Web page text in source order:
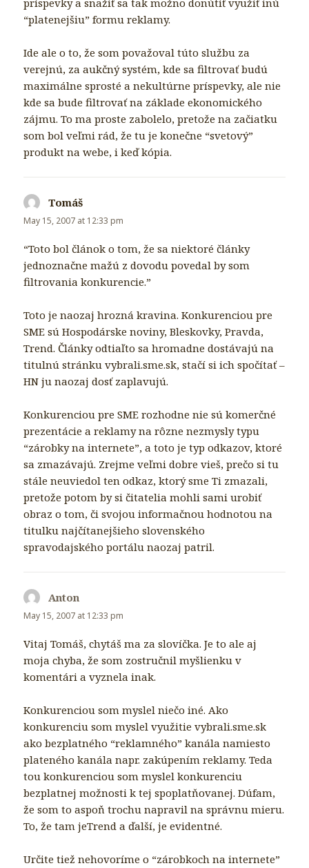
“platenejšiu” formu reklamy.
Ide ale o to, že som považoval túto službu za
verejnú, za aukčný systém, kde sa filtrovať budú
maximálne sprosté a nekultúrne príspevky, ale nie
kde sa bude filtrovať na základe ekonomického
zájmu. To ma proste zabolelo, pretože na začiatku
som bol veľmi rád, že tu je konečne “svetový”
produkt na webe, i keď kópia.
Tomáš
May 15, 2007 at 12:33 pm
“Toto bol článok o tom, že sa niektoré články
jednoznačne mažú z dovodu povedal by som
filtrovania konkurencie.”
Toto je naozaj hrozná kravina. Konkurenciou pre
SME sú Hospodárske noviny, Bleskovky, Pravda,
Trend. Články odtiaľto sa hromadne dostávajú na
titulnú stránku vybrali.sme.sk, stačí si ich spočítať –
HN ju naozaj dosť zaplavujú.
Konkurenciou pre SME rozhodne nie sú komerčné
prezentácie a reklamy na rôzne nezmysly typu
“zárobky na internete”, a toto je typ odkazov, ktoré
sa zmazávajú. Zrejme veľmi dobre vieš, prečo si tu
stále neuviedol ten odkaz, ktorý sme Ti zmazali,
pretože potom by si čitatelia mohli sami urobiť
obraz o tom, či svojou informačnou hodnotou na
titulku najčítanejšieho slovenského
spravodajského portálu naozaj patril.
Anton
May 15, 2007 at 12:33 pm
Vitaj Tomáš, chytáš ma za slovíčka. Je to ale aj
moja chyba, že som zostručnil myšlienku v
komentári a vyznela inak.
Konkurenciou som myslel niečo iné. Ako
konkurenciu som myslel využitie vybrali.sme.sk
ako bezplatného “reklamného” kanála namiesto
plateného kanála napr. zakúpením reklamy. Teda
tou konkurenciou som myslel konkurenciu
bezplatnej možnosti k tej spoplatňovanej. Dúfam,
že som to aspoň trochu napravil na správnu mieru.
To, že tam jeTrend a ďalší, je evidentné.
Určite tiež nehovoríme o “zárobkoch na internete”